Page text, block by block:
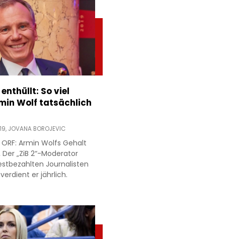
enthüllt: So viel
Wolf tatsächlich
JOVANA BOROJEVIC
Armin Wolfs Gehalt
„ZiB 2“-Moderator
Journalisten
verdient er jährlich.